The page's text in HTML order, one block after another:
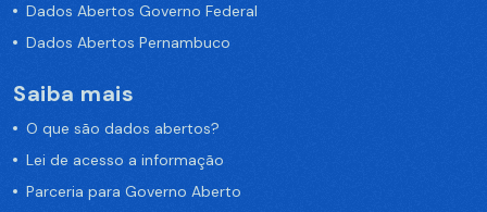
Dados Abertos Governo Federal
Dados Abertos Pernambuco
Saiba mais
O que são dados abertos?
Lei de acesso a informação
Parceria para Governo Aberto